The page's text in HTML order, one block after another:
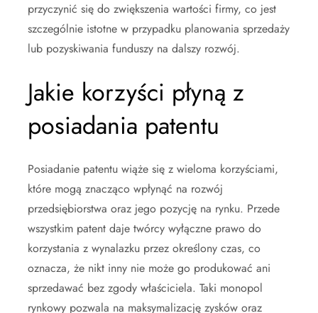
przyczynić się do zwiększenia wartości firmy, co jest
szczególnie istotne w przypadku planowania sprzedaży
lub pozyskiwania funduszy na dalszy rozwój.
Jakie korzyści płyną z
posiadania patentu
Posiadanie patentu wiąże się z wieloma korzyściami,
które mogą znacząco wpłynąć na rozwój
przedsiębiorstwa oraz jego pozycję na rynku. Przede
wszystkim patent daje twórcy wyłączne prawo do
korzystania z wynalazku przez określony czas, co
oznacza, że nikt inny nie może go produkować ani
sprzedawać bez zgody właściciela. Taki monopol
rynkowy pozwala na maksymalizację zysków oraz